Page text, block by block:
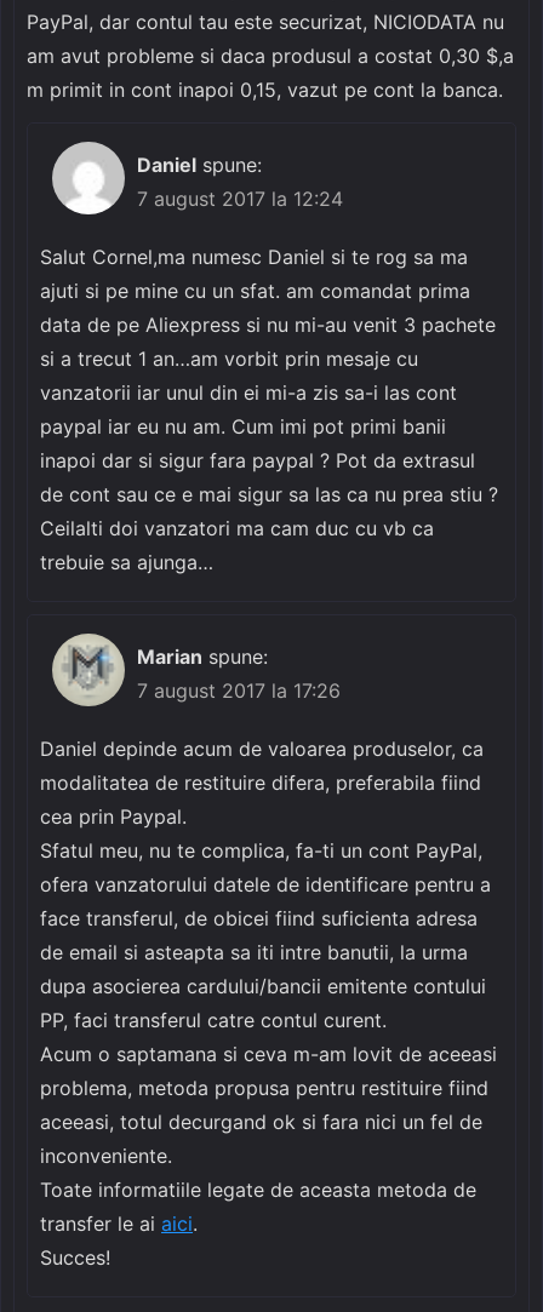
PayPal, dar contul tau este securizat, NICIODATA nu
am avut probleme si daca produsul a costat 0,30 $,a
m primit in cont inapoi 0,15, vazut pe cont la banca.
Daniel spune:
7 august 2017 la 12:24
Salut Cornel,ma numesc Daniel si te rog sa ma
ajuti si pe mine cu un sfat. am comandat prima
data de pe Aliexpress si nu mi-au venit 3 pachete
si a trecut 1 an…am vorbit prin mesaje cu
vanzatorii iar unul din ei mi-a zis sa-i las cont
paypal iar eu nu am. Cum imi pot primi banii
inapoi dar si sigur fara paypal ? Pot da extrasul
de cont sau ce e mai sigur sa las ca nu prea stiu ?
Ceilalti doi vanzatori ma cam duc cu vb ca
trebuie sa ajunga…
Marian spune:
7 august 2017 la 17:26
Daniel depinde acum de valoarea produselor, ca
modalitatea de restituire difera, preferabila fiind
cea prin Paypal.
Sfatul meu, nu te complica, fa-ti un cont PayPal,
ofera vanzatorului datele de identificare pentru a
face transferul, de obicei fiind suficienta adresa
de email si asteapta sa iti intre banutii, la urma
dupa asocierea cardului/bancii emitente contului
PP, faci transferul catre contul curent.
Acum o saptamana si ceva m-am lovit de aceeasi
problema, metoda propusa pentru restituire fiind
aceeasi, totul decurgand ok si fara nici un fel de
inconveniente.
Toate informatiile legate de aceasta metoda de
transfer le ai aici.
Succes!